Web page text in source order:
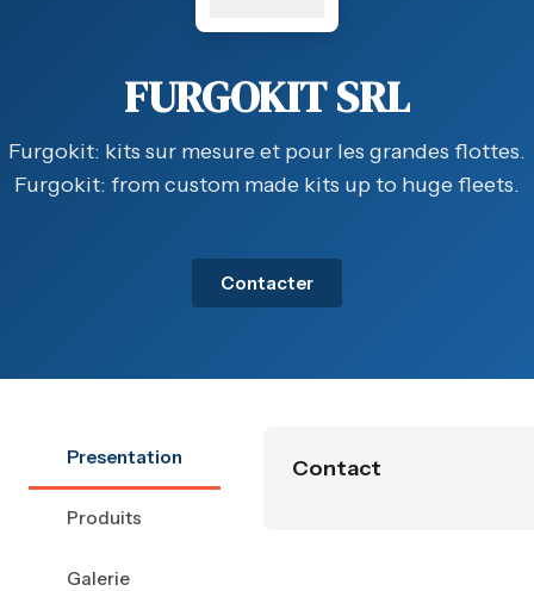
FURGOKIT SRL
Furgokit: kits sur mesure et pour les grandes flottes.
Furgokit: from custom made kits up to huge fleets.
Contacter
Presentation
Produits
Galerie
Contact